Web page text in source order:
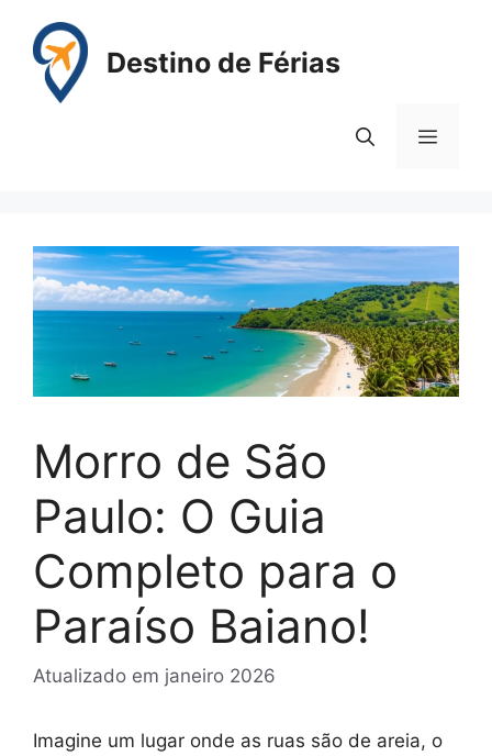
para
conteúdo
Destino de Férias
Menu
Morro de São
Paulo: O Guia
Completo para o
Paraíso Baiano!
Atualizado em janeiro 2026
Imagine um lugar onde as ruas são de areia, o